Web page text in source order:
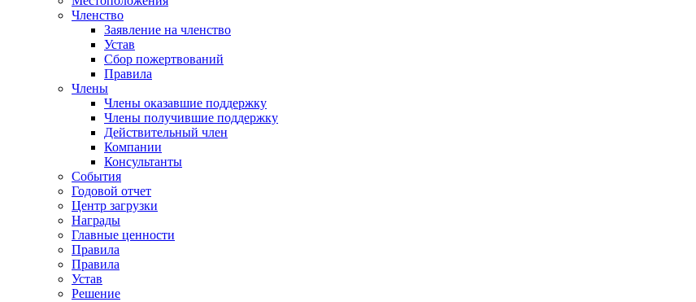
Членство
Заявление на членство
Устав
Сбор пожертвований
Правила
Члены
Члены оказавшие поддержку
Члены получившие поддержку
Действительный член
Компании
Консультанты
События
Годовой отчет
Центр загрузки
Награды
Главные ценности
Правила
Правила
Устав
Решение